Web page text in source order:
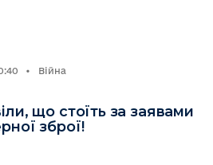
• Війна
що стоїть за заявами
зброї!